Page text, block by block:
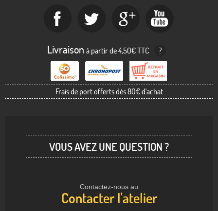
Livraison à partir de 4,50€ TTC ?
Frais de port offerts dès 80€ d'achat
VOUS AVEZ UNE QUESTION ?
Contactez-nous au
Contacter l'atelier